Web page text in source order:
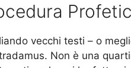
vecchi testi – o
Non è una